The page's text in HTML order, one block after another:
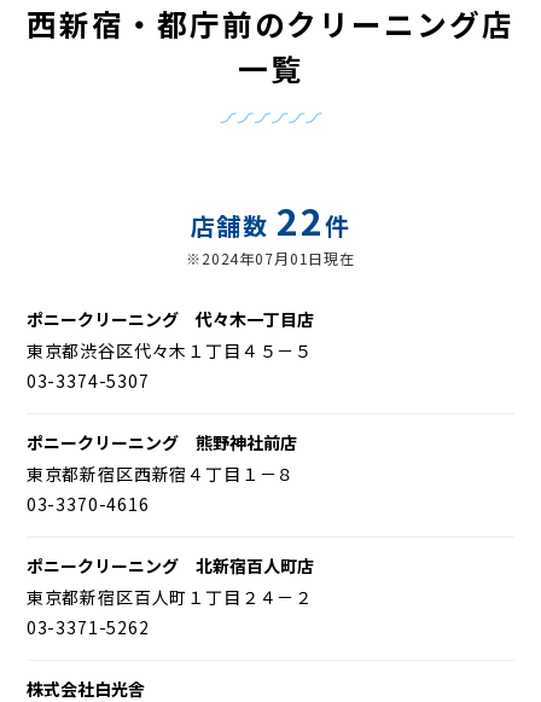
西新宿・都庁前のクリーニング店
一覧
店舗数 22件
※2024年07月01日現在
ポニークリーニング 代々木一丁目店
東京都渋谷区代々木１丁目４５－５
03-3374-5307
ポニークリーニング 熊野神社前店
東京都新宿区西新宿４丁目１－８
03-3370-4616
ポニークリーニング 北新宿百人町店
東京都新宿区百人町１丁目２４－２
03-3371-5262
株式会社白光舎